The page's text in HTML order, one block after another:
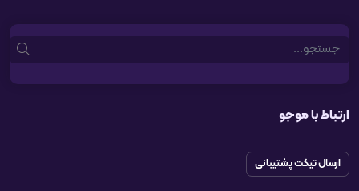
Search
ارتباط با موجو
ارسال تیکت پشتیبانی